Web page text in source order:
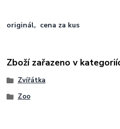
originál, cena za kus
Zboží zařazeno v
Zvířátka
Zoo